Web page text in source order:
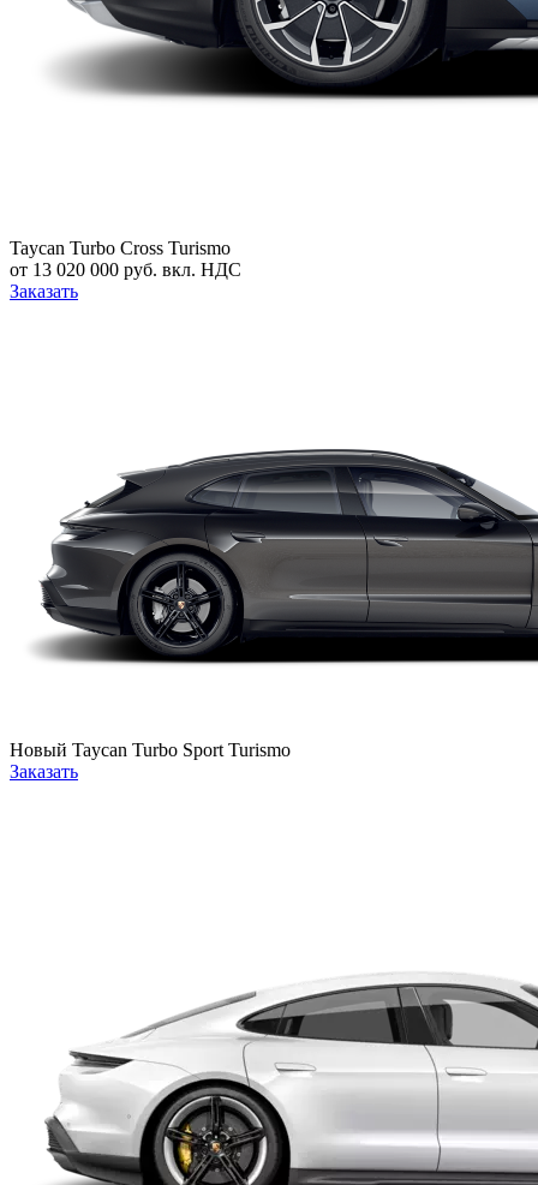
Taycan Turbo Cross Turismo
от 13 020 000 руб. вкл. НДС
Заказать
Новый Taycan Turbo Sport Turismo
Заказать